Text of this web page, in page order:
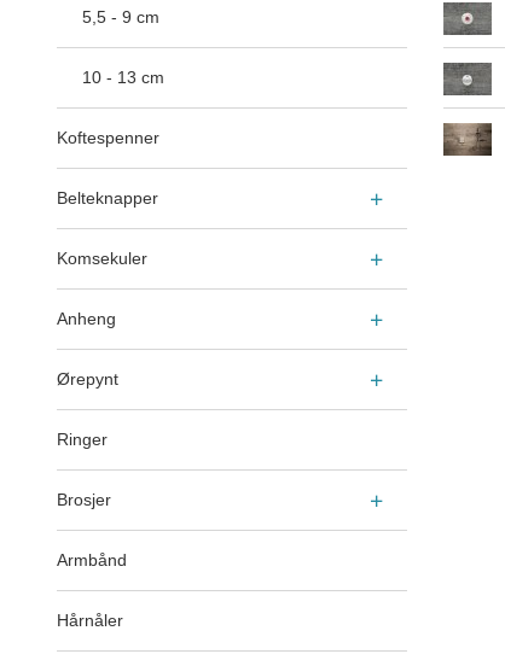
5,5 - 9 cm
10 - 13 cm
Koftespenner
Belteknapper
Komsekuler
Anheng
Ørepynt
Ringer
Brosjer
Armbånd
Hårnåler